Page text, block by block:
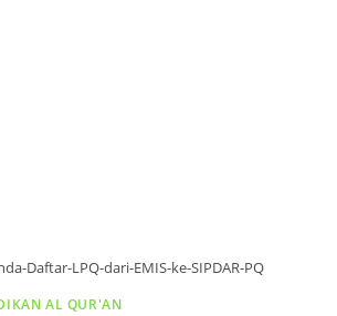
Daftar-LPQ-dari-EMIS-ke-SIPDAR-PQ
AL QUR'AN